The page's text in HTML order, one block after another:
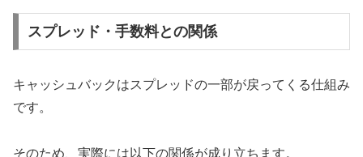
スプレッド・手数料との関係
キャッシュバックはスプレッドの一部が戻ってくる仕組み
です。
そのため、実際には以下の関係が成り立ちます。